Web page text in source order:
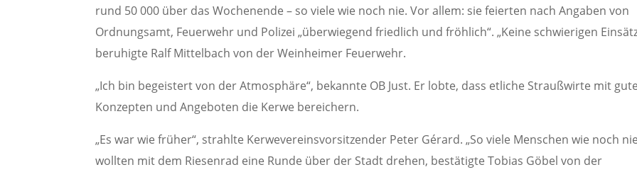
rund 50 000 über das Wochenende – so viele wie noch nie. Vor allem: sie feierten nach Angaben von
Ordnungsamt, Feuerwehr und Polizei „überwiegend friedlich und fröhlich“. „Keine schwierigen
beruhigte Ralf Mittelbach von der Weinheimer Feuerwehr.
„Ich bin begeistert von der Atmosphäre“, bekannte OB Just. Er lobte, dass etliche Straußwirte mit
Konzepten und Angeboten die Kerwe bereichern.
„Es war wie früher“, strahlte Kerwevereinsvorsitzender Peter Gérard. „So viele Menschen wie noch
wollten mit dem Riesenrad eine Runde über der Stadt drehen, bestätigte Tobias Göbel von der